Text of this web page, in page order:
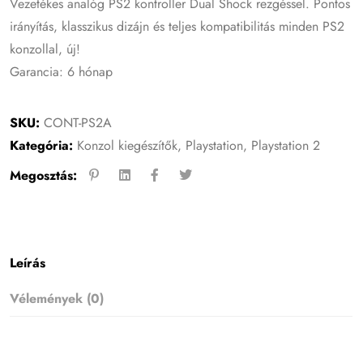
Vezetékes analóg PS2 kontroller Dual Shock rezgéssel. Pontos
irányítás, klasszikus dizájn és teljes kompatibilitás minden PS2
konzollal, új!
Garancia: 6 hónap
SKU:CONT-PS2A
Kategória: Konzol kiegészítők, Playstation, Playstation 2
Megosztás:
Leírás
Vélemények (0)